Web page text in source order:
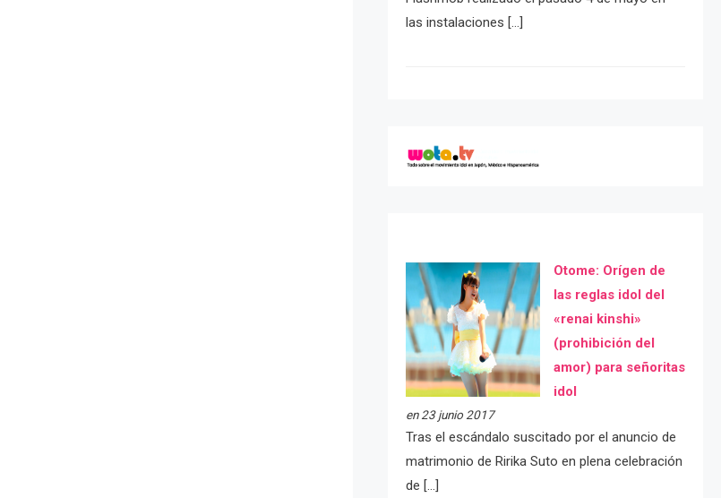
las instalaciones […]
Otome: Orígen de
las reglas idol del
«renai kinshi»
(prohibición del
amor) para señoritas
idol
en 23 junio 2017
Tras el escándalo suscitado por el anuncio de
matrimonio de Ririka Suto en plena celebración
de […]